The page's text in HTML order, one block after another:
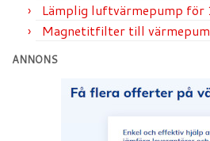
Lämplig luftvärmepump för
Magnetitfilter till
ANNONS